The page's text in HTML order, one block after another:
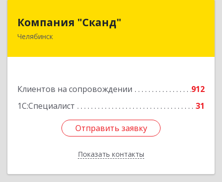
Компания "Сканд"
Челябинск
Клиентов на сопровождении
912
1С:Специалист
31
Отправить заявку
Показать контакты
Отправить заявку
Назад